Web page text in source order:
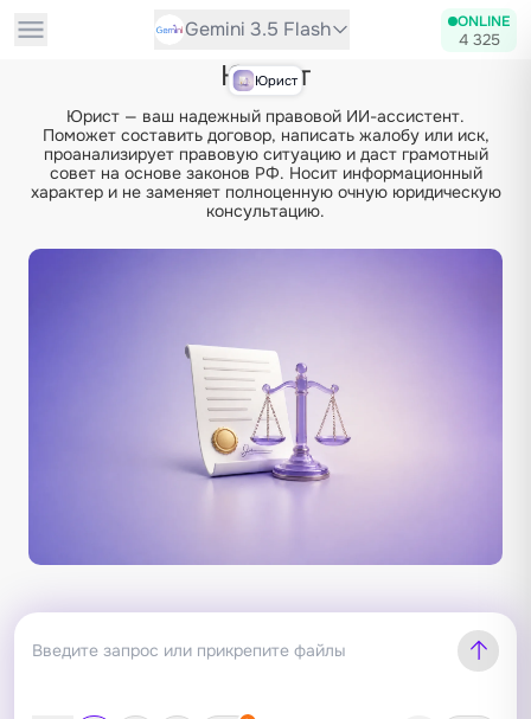
Gemini 3.5 Flash ONLINE
4 325
Юрист
Юрист
Юрист — ваш надежный правовой ИИ-ассистент.
Поможет составить договор, написать жалобу или иск,
проанализирует правовую ситуацию и даст грамотный
совет на основе законов РФ. Носит информационный
характер и не заменяет полноценную очную юридическую
консультацию.